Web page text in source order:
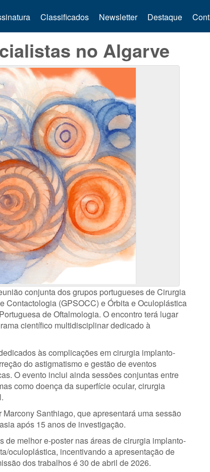
Classificados Newsletter Destaque
no Algarve
conjunta dos grupos portugueses de Cirurgia
Contactologia (GPSOCC) e Órbita e Oculoplástica
de Oftalmologia. O encontro terá lugar
científico multidisciplinar dedicado à
às complicações em cirurgia implanto-
do astigmatismo e gestão de eventos
O evento inclui ainda sessões conjuntas entre
como doença da superfície ocular, cirurgia
Santhiago, que apresentará uma sessão
após 15 anos de investigação.
melhor e-poster nas áreas de cirurgia implanto-
oculoplástica, incentivando a apresentação de
dos trabalhos é 30 de abril de 2026.